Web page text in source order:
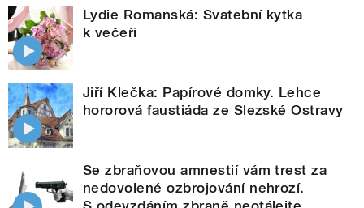
Lydie Romanská: Svatební kytka
k večeři
Jiří Klečka: Papírové domky. Lehce
hororová faustiáda ze Slezské Ostravy
Se zbraňovou amnestií vám trest za
nedovolené ozbrojování nehrozí.